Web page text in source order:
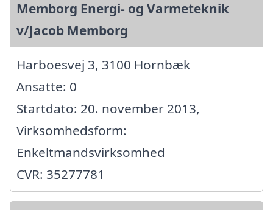
Memborg Energi- og Varmeteknik
v/Jacob Memborg
Harboesvej 3, 3100 Hornbæk
Ansatte: 0
Startdato: 20. november 2013,
Virksomhedsform:
Enkeltmandsvirksomhed
CVR: 35277781